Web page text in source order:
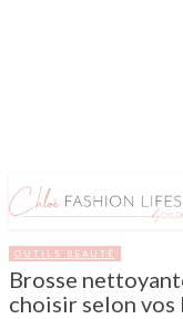
OUTILS BEAUTÉ
Brosse
choisir selon vos